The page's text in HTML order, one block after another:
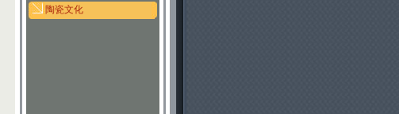
陶瓷文化